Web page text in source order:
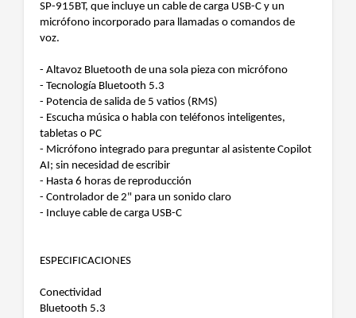
SP-915BT, que incluye un cable de carga USB-C y un
micrófono incorporado para llamadas o comandos de
voz.
- Altavoz Bluetooth de una sola pieza con micrófono
- Tecnología Bluetooth 5.3
- Potencia de salida de 5 vatios (RMS)
- Escucha música o habla con teléfonos inteligentes,
tabletas o PC
- Micrófono integrado para preguntar al asistente Copilot
AI; sin necesidad de escribir
- Hasta 6 horas de reproducción
- Controlador de 2" para un sonido claro
- Incluye cable de carga USB-C
ESPECIFICACIONES
Conectividad
Bluetooth 5.3